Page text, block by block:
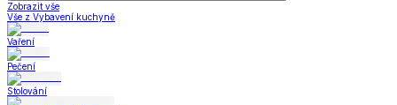
Zobrazit vše
Vše z Vybavení kuchyně
Vaření
Pečení
Stolování